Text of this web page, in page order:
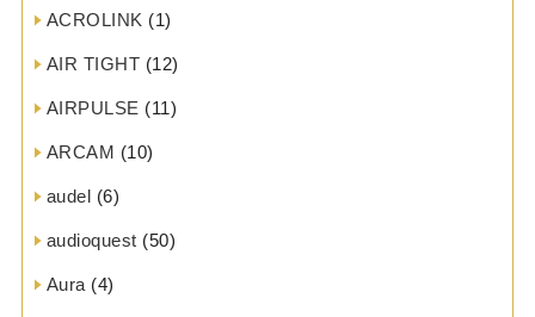
ACROLINK (1)
AIR TIGHT (12)
AIRPULSE (11)
ARCAM (10)
audel (6)
audioquest (50)
Aura (4)